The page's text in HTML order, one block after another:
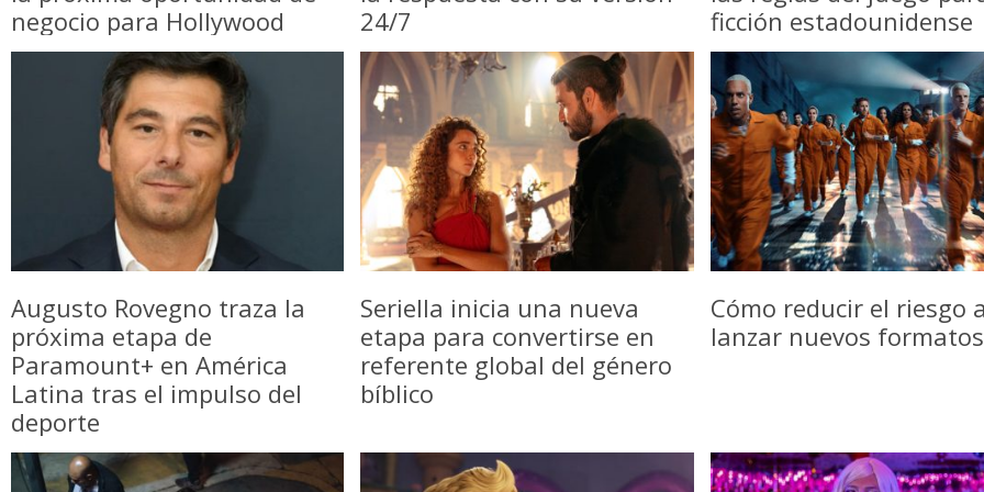
negocio para Hollywood
24/7
ficción estadounidense
Augusto Rovegno traza la
próxima etapa de
Paramount+ en América
Latina tras el impulso del
deporte
Seriella inicia una nueva
etapa para convertirse en
referente global del género
bíblico
Cómo reducir el riesgo
lanzar nuevos formatos